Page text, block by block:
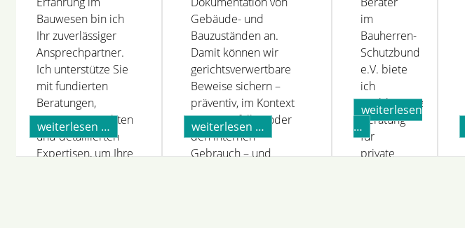
Bauwesen bin ich
Ihr zuverlässiger
Ansprechpartner.
Ich unterstütze Sie
mit fundierten
Beratungen,
präzisen Gutachten
und detaillierten
Expertisen, um Ihre
weiterlesen … baumängel
gutachten
Gebäude- und
Bauzuständen an.
Damit können wir
gerichtsverwertbare
Beweise sichern –
präventiv, im Kontext
von Streitfällen oder
den internen
Gebrauch – und
weiterlesen … sicherung
beweismittel
im
Bauherren-
Schutzbund
e.V. biete
ich
unabhängige
Beratung
für
private
weiterlesen
…beratung
von
bauherren